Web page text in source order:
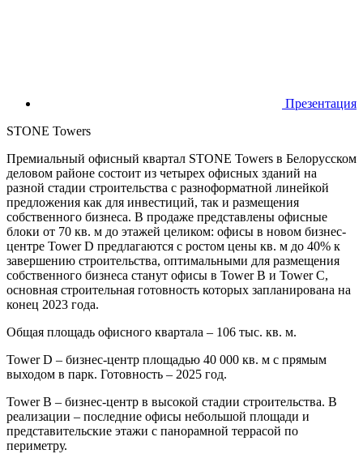
Презентация
STONE Towers
Премиальный офисный квартал STONE Towers в Белорусском
деловом районе состоит из четырех офисных зданий на
разной стадии строительства с разноформатной линейкой
предложения как для инвестиций, так и размещения
собственного бизнеса. В продаже представлены офисные
блоки от 70 кв. м до этажей целиком: офисы в новом бизнес-
центре Tower D предлагаются с ростом цены кв. м до 40% к
завершению строительства, оптимальными для размещения
собственного бизнеса станут офисы в Tower B и Tower С,
основная строительная готовность которых запланирована на
конец 2023 года.
Общая площадь офисного квартала – 106 тыс. кв. м.
Tower D – бизнес-центр площадью 40 000 кв. м с прямым
выходом в парк. Готовность – 2025 год.
Tower B – бизнес-центр в высокой стадии строительства. В
реализации – последние офисы небольшой площади и
представительские этажи с панорамной террасой по
периметру.